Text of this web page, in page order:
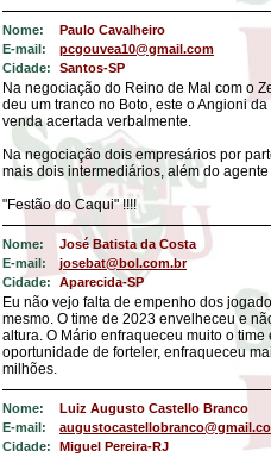
Nome: Paulo Cavalheiro
E-mail:
pcgouvea10@gmail.com
Cidade:
Santos-SP
Na negociação do Reino de Mal com o
deu um tranco no Boto, este o Angioni
venda acertada verbalmente.
Na negociação dois empresários por
mais dois intermediários, além do
"Festão do Caqui" !!!!
Nome: José Batista da Costa
E-mail:
josebat@bol.com.br
Cidade:
Aparecida-SP
Eu não vejo falta de empenho dos
mesmo. O time de 2023 envelheceu e
altura. O Mário enfraqueceu muito o time
oportunidade de forteler, enfraqueceu
milhões.
Nome: Luiz Augusto Castello Branco
E-mail:
Cidade:
Miguel Pereira-RJ